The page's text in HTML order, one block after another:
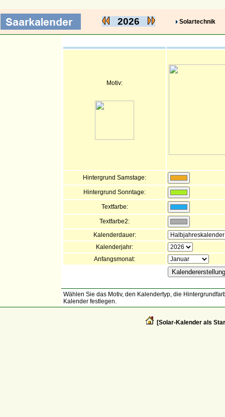
2026 Solartechnik
Motiv:
Hintergrund Samstage:
Hintergrund Sonntage:
Textfarbe:
Textfarbe2:
Kalenderdauer:
Kalenderjahr:
Anfangsmonat:
Wählen Sie das Motiv, den Kalendertyp, die
Kalender festlegen.
[Solar-Kalender als